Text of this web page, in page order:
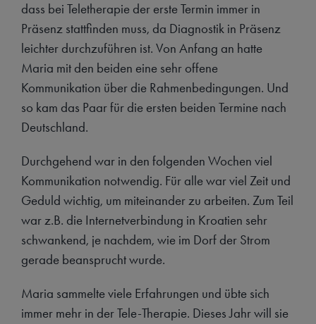
dass bei Teletherapie der erste Termin immer in
Präsenz stattfinden muss, da Diagnostik in Präsenz
leichter durchzuführen ist. Von Anfang an hatte
Maria mit den beiden eine sehr offene
Kommunikation über die Rahmenbedingungen. Und
so kam das Paar für die ersten beiden Termine nach
Deutschland.
Durchgehend war in den folgenden Wochen viel
Kommunikation notwendig. Für alle war viel Zeit und
Geduld wichtig, um miteinander zu arbeiten. Zum Teil
war z.B. die Internetverbindung in Kroatien sehr
schwankend, je nachdem, wie im Dorf der Strom
gerade beansprucht wurde.
Maria sammelte viele Erfahrungen und übte sich
immer mehr in der Tele-Therapie. Dieses Jahr will sie